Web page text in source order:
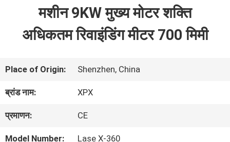
उत्पाद
वीडियो
वी.आर.
शो
मशीन 9KW मुख्य मोटर शक्ति
अधिकतम रिवाइंडिंग मीटर 700 मिमी
Place of Origin: Shenzhen, China
ब्रांड नाम: XPX
प्रमाणन: CE
Model Number: Lase X-360